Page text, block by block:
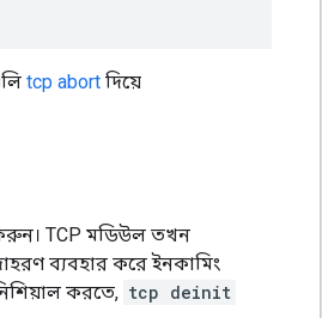
tcp abort দিয়ে
TCP মডিউল তখন
ব্যবহার করে ইনকামিং
করতে, tcp deinit